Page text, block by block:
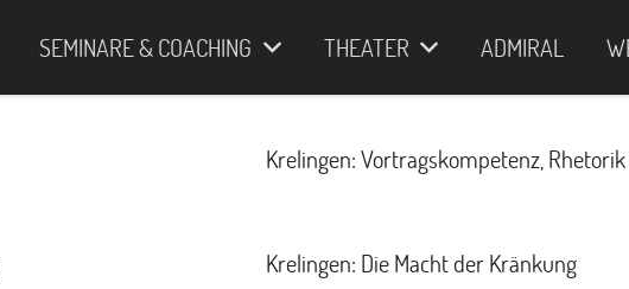
SEMINARE & COACHING THEATER ADMIRAL
Krelingen: Vortragskompetenz,
Krelingen: Die Macht der Kränkung